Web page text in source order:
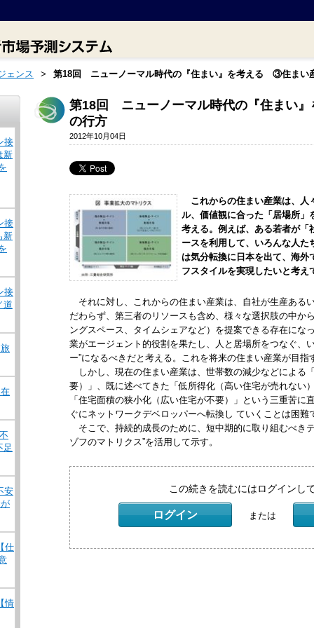
ェンス > 第18回 ニューノーマル時代の『住まい』を考える ③住まい
第18回 ニューノーマル時代の『住まい
の行方
2012年10月04日
これからの住まい産業は、人
ル、価値観に合った「居場所」
考える。例えば、ある若者が「
ースを利用して、いろんな人た
は気分転換に日本を出て、海外
フスタイルを実現したいと考え
それに対し、これからの住まい産業は、自社が生産ある
だわらず、第三者のリソースも含め、様々な選択肢の中か
ングスペース、タイムシェアなど）を提案できる存在にな
業がエージェント的役割を果たし、人と居場所をつなぐ、
ー”になるべきだと考える。これを将来の住まい産業が目指
しかし、現在の住まい産業は、世帯数の減少などによる
要）」、既に述べてきた「低所得化（高い住宅が売れない
「住宅面積の狭小化（広い住宅が不要）」という三重苦に
ぐにネットワークデベロッパーへ転換し ていくことは困難
そこで、持続的成長のために、短中期的に取り組むべき
ゾフのマトリクス”を活用して示す。
この続きを読むにはログインし
ログイン または
接
新
接
新
接
道
足
安
仕
情